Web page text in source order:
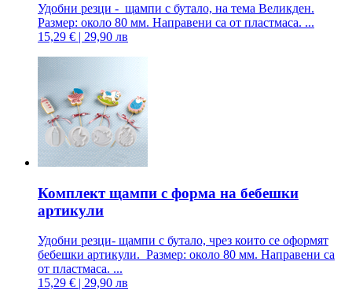
Удобни резци - щампи с бутало, на тема Великден.
Размер: около 80 мм. Направени са от пластмаса. ...
15,29 € | 29,90 лв
Комплект щампи с форма на бебешки
артикули
Удобни резци- щампи с бутало, чрез които се оформят
бебешки артикули. Размер: около 80 мм. Направени са
от пластмаса. ...
15,29 € | 29,90 лв